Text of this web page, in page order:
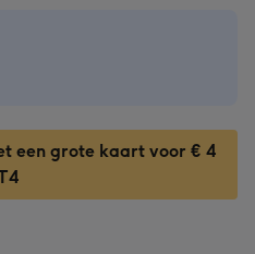
een grote kaart voor € 4